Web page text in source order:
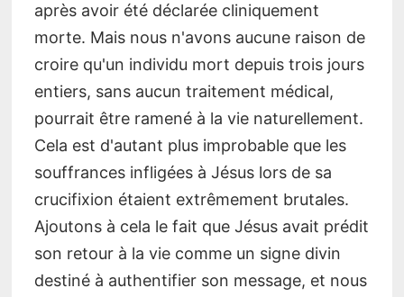
après avoir été déclarée cliniquement
morte. Mais nous n'avons aucune raison de
croire qu'un individu mort depuis trois jours
entiers, sans aucun traitement médical,
pourrait être ramené à la vie naturellement.
Cela est d'autant plus improbable que les
souffrances infligées à Jésus lors de sa
crucifixion étaient extrêmement brutales.
Ajoutons à cela le fait que Jésus avait prédit
son retour à la vie comme un signe divin
destiné à authentifier son message, et nous